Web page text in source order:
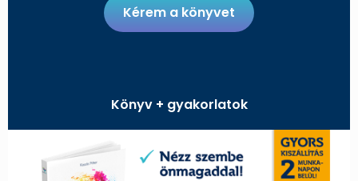
Kérem a könyvet
Könyv + gyakorlatok